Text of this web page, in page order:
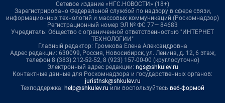
Сетевое издание «НГС.НОВОСТИ» (18+)
Зарегистрировано Федеральной службой по надзору в сфере связи,
информационных технологий и массовых коммуникаций (Роскомнадзор)
Регистрационный номер ЭЛ № ФС 77— 84683
Учредитель: Общество с ограниченной ответственностью "ИНТЕРНЕТ
ТЕХНОЛОГИИ"
Главный редактор: Громкова Елена Александровна
Адрес редакции: 630099, Россия, Новосибирск, ул. Ленина, д. 12, 6 этаж,
телефон 8 (383) 212-52-52, 8 (923) 157-00-00 (круглосуточно)
Электронный адрес редакции: ngs@shkulev.ru
Контактные данные для Роскомнадзора и государственных органов:
juristnsk@shkulev.ru
Техподдержка: help@shkulev.ru или воспользуйтесь веб-формой